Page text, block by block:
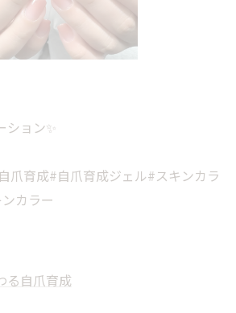
ョン✨
爪育成#自爪育成ジェル#スキンカラ
カラー
る自爪育成